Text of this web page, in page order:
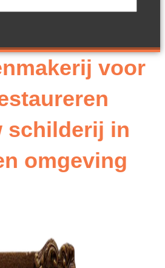
voor
schilderij in
omgeving